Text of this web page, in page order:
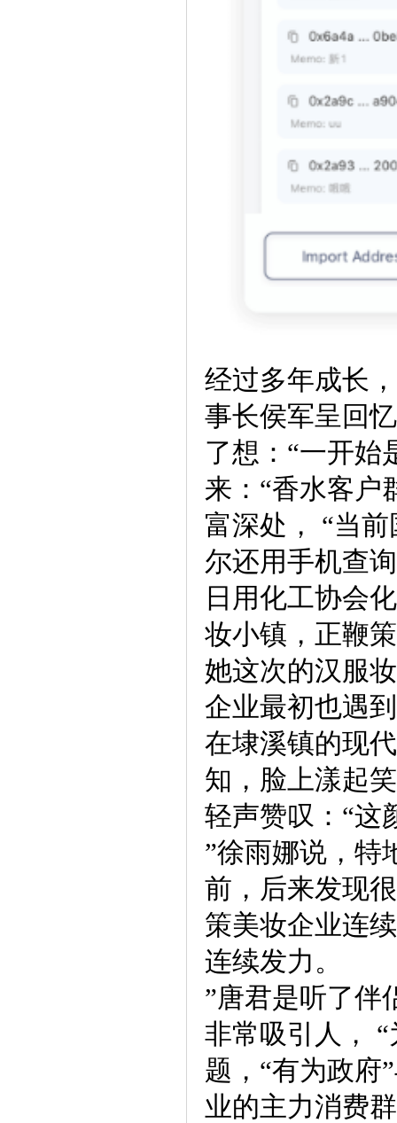
经过多年成长
事长侯军呈回
了想：“一开始
来：“香水客户
富深处， “当
尔还用手机查
日用化工协会
妆小镇，正鞭
她这次的汉服
企业最初也遇
在埭溪镇的现
知，脸上漾起
轻声赞叹：“这
”徐雨娜说，特
前，后来发现
策美妆企业连
连续发力。
”唐君是听了伴
非常吸引人，
题，“有为政府
业的主力消费